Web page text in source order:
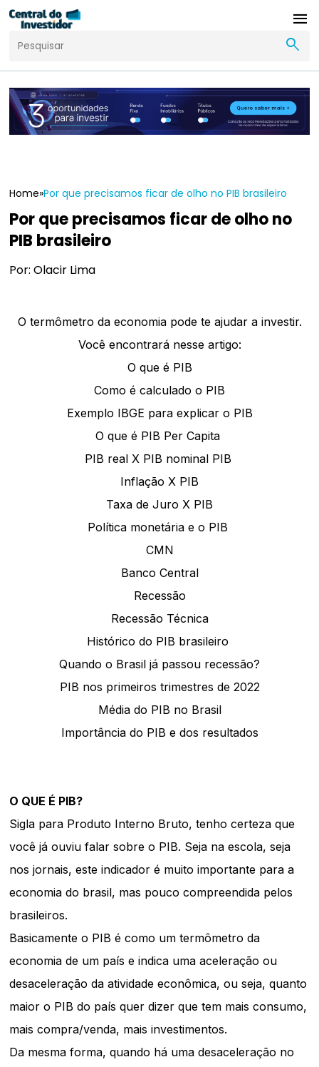
menu
search
Home»Por que precisamos ficar de olho no PIB brasileiro
Por que precisamos ficar de olho no
PIB brasileiro
Por: Olacir Lima
O termômetro da economia pode te ajudar a investir.
Você encontrará nesse artigo:
O que é PIB
Como é calculado o PIB
Exemplo IBGE para explicar o PIB
O que é PIB Per Capita
PIB real X PIB nominal PIB
Inflação X PIB
Taxa de Juro X PIB
Política monetária e o PIB
CMN
Banco Central
Recessão
Recessão Técnica
Histórico do PIB brasileiro
Quando o Brasil já passou recessão?
PIB nos primeiros trimestres de 2022
Média do PIB no Brasil
Importância do PIB e dos resultados
O QUE É PIB?
Sigla para Produto Interno Bruto, tenho certeza que
você já ouviu falar sobre o PIB. Seja na escola, seja
nos jornais, este indicador é muito importante para a
economia do brasil, mas pouco compreendida pelos
brasileiros.
Basicamente o PIB é como um termômetro da
economia de um país e indica uma aceleração ou
desaceleração da atividade econômica, ou seja, quanto
maior o PIB do país quer dizer que tem mais consumo,
mais compra/venda, mais investimentos.
Da mesma forma, quando há uma desaceleração no